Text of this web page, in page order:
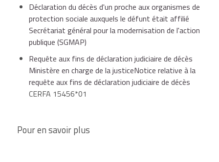
Déclaration du décès d'un proche aux organismes de
protection sociale auxquels le défunt était affilié
Secrétariat général pour la modernisation de l'action
publique (SGMAP)
Requête aux fins de déclaration judiciaire de décès
Ministère en charge de la justiceNotice relative à la
requête aux fins de déclaration judiciaire de décès
CERFA 15456*01
Pour en savoir plus